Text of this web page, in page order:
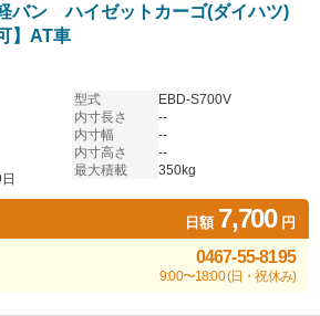
バン ハイゼットカーゴ(ダイハツ)
】AT車
型式
EBD-S700V
内寸長さ
--
内寸幅
--
内寸高さ
--
最大積載
350kg
日額 7,700円
0467-55-8195
9:00〜18:00 (日・祝休み)